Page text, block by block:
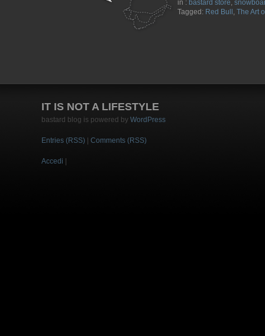
in : bastard store,
Tagged: Red Bull , The Art
IT IS NOT A LIFESTYLE
bastard blog is powered by WordPress
Entries (RSS) Comments (RSS)
Accedi